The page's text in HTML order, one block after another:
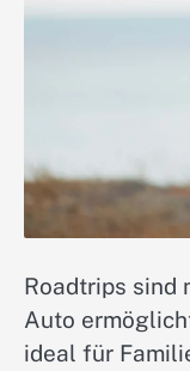
Roadtrips sind
Auto
ideal für